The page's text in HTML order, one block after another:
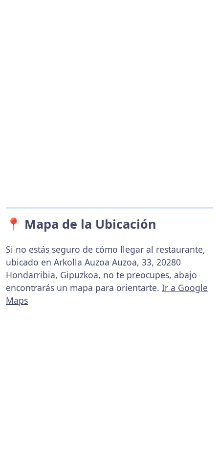
📍 Mapa de la Ubicación
Si no estás seguro de cómo llegar al restaurante,
ubicado en Arkolla Auzoa Auzoa, 33, 20280
Hondarribia, Gipuzkoa, no te preocupes, abajo
encontrarás un mapa para orientarte. Ir a Google
Maps